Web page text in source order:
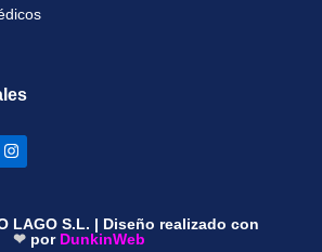
LAGO S.L. | Diseño realizado con
❤ por DunkinWeb